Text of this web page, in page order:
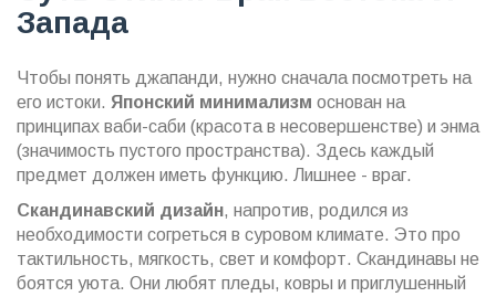
Запада
Чтобы понять джапанди, нужно сначала посмотреть на
его истоки. Японский минимализм основан на
принципах ваби-саби (красота в несовершенстве) и энма
(значимость пустого пространства). Здесь каждый
предмет должен иметь функцию. Лишнее - враг.
Скандинавский дизайн, напротив, родился из
необходимости согреться в суровом климате. Это про
тактильность, мягкость, свет и комфорт. Скандинавы не
боятся уюта. Они любят пледы, ковры и приглушенный